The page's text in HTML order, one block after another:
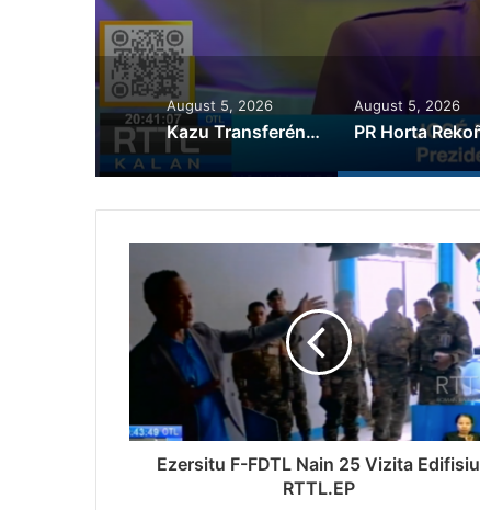
August 5, 2026
Kazu Transferénsia Osan Millaun 42 Husi Singapura, Advogadu Sei Halo Rekursu
August 5, 2026
Ezersitu F-FDTL Nain 25 Vizita Edifisiu
RTTL.EP